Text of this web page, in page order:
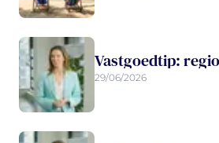
Vastgoedtip: regio
29/06/2026